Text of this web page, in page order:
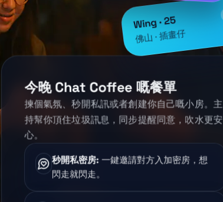
Wing · 25
佛山 · 插畫仔
今晚 Chat Coffee 嘅餐單
揀個氣氛、秒開私訊或者創建你自己嘅小房。主
持幫你頂住垃圾訊息，同步提醒同意，吹水更安
心。
秒開私密房: 一鍵邀請對方入加密房，想
閃走就閃走。